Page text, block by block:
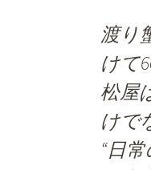
渡り
けて
松屋
けで
“日